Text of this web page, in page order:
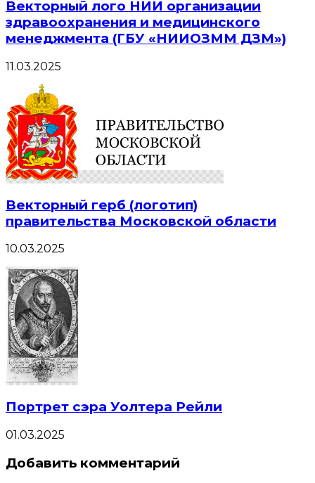
Векторный лого НИИ организации
здравоохранения и медицинского
менеджмента (ГБУ «НИИОЗММ ДЗМ»)
11.03.2025
Векторный герб (логотип)
правительства Московской области
10.03.2025
Портрет сэра Уолтера Рейли
01.03.2025
Добавить комментарий